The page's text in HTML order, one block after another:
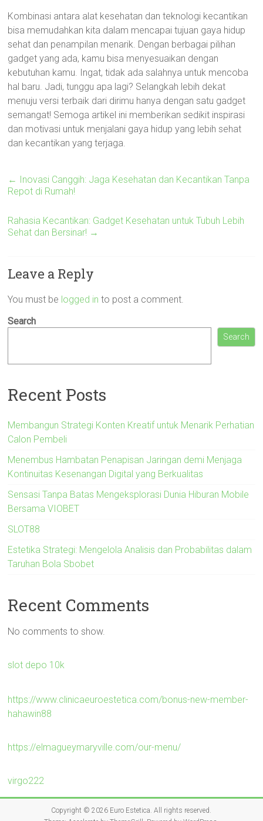
Kombinasi antara alat kesehatan dan teknologi kecantikan
bisa memudahkan kita dalam mencapai tujuan gaya hidup
sehat dan penampilan menarik. Dengan berbagai pilihan
gadget yang ada, kamu bisa menyesuaikan dengan
kebutuhan kamu. Ingat, tidak ada salahnya untuk mencoba
hal baru. Jadi, tunggu apa lagi? Selangkah lebih dekat
menuju versi terbaik dari dirimu hanya dengan satu gadget
semangat! Semoga artikel ini memberikan sedikit inspirasi
dan motivasi untuk menjalani gaya hidup yang lebih sehat
dan kecantikan yang terjaga.
← Inovasi Canggih: Jaga Kesehatan dan Kecantikan Tanpa
Repot di Rumah!
Rahasia Kecantikan: Gadget Kesehatan untuk Tubuh Lebih
Sehat dan Bersinar! →
Leave a Reply
You must be logged in to post a comment.
Search
Search
Recent Posts
Membangun Strategi Konten Kreatif untuk Menarik Perhatian
Calon Pembeli
Menembus Hambatan Penapisan Jaringan demi Menjaga
Kontinuitas Kesenangan Digital yang Berkualitas
Sensasi Tanpa Batas Mengeksplorasi Dunia Hiburan Mobile
Bersama VIOBET
SLOT88
Estetika Strategi: Mengelola Analisis dan Probabilitas dalam
Taruhan Bola Sbobet
Recent Comments
No comments to show.
slot depo 10k
https://www.clinicaeuroestetica.com/bonus-new-member-
hahawin88
https://elmagueymaryville.com/our-menu/
virgo222
Copyright © 2026 Euro Estetica . All rights reserved.